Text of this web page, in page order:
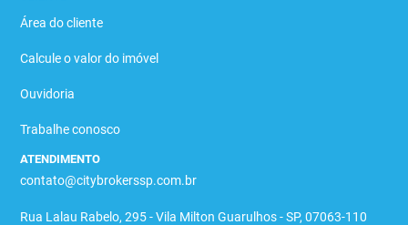
Área do cliente
Calcule o valor do imóvel
Ouvidoria
Trabalhe conosco
ATENDIMENTO
contato@citybrokerssp.com.br
Rua Lalau Rabelo, 295 - Vila Milton Guarulhos - SP, 07063-110